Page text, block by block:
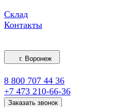
Склад
Контакты
г. Воронеж
8 800 707 44 36
+7 473 210-66-36
Заказать звонок